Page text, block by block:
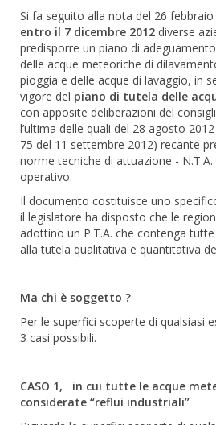
Si fa seguito alla nota del 26
entro il 7 dicembre 2012 diverse
predisporre un piano di
delle acque meteoriche di
pioggia e delle acque di lavaggio, in
vigore del piano di tutela delle
con apposite deliberazioni del
l’ultima delle quali del 28 agosto
75 del 11 settembre 2012) recante
norme tecniche di attuazione -
operativo.
Il documento costituisce uno
il legislatore ha disposto che le
adottino un P.T.A. che contenga
alla tutela qualitativa e quantitativa
Ma chi è soggetto ?
Per le superfici scoperte di qualsiasi
3 casi possibili.
CASO 1, in cui tutte le acque
considerate “reflui industriali”